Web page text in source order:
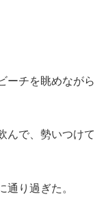
ーチを眺めながら
んで、勢いつけて
通り過ぎた。